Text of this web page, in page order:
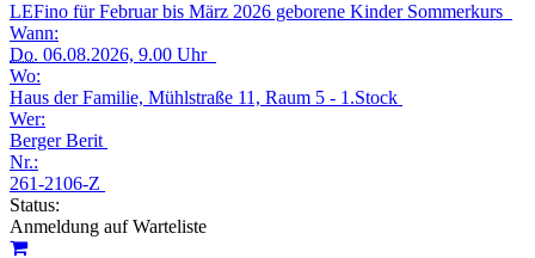
LEFino für Februar bis März 2026 geborene Kinder Sommerkurs
Wann:
Do. 06.08.2026, 9.00 Uhr
Wo:
Haus der Familie, Mühlstraße 11, Raum 5 - 1.Stock
Wer:
Berger Berit
Nr.:
261-2106-Z
Status:
Anmeldung auf Warteliste